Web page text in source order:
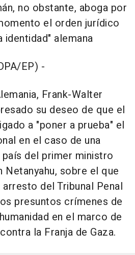
no obstante, aboga por
el orden jurídico
identidad" alemana
EP) -
Frank-Walter
su deseo de que el
a "poner a prueba" el
en el caso de una
del primer ministro
Netanyahu, sobre el que
del Tribunal Penal
presuntos crímenes de
en el marco de
la Franja de Gaza.